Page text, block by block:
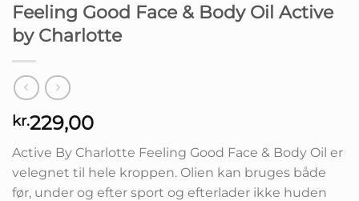
Feeling Good Face & Body Oil Active
by Charlotte
kr.229,00
Active By Charlotte Feeling Good Face & Body Oil er
velegnet til hele kroppen. Olien kan bruges både
før, under og efter sport og efterlader ikke huden